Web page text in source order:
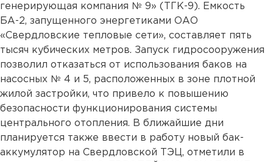
генерирующая компания № 9» (ТГК-9). Емкость
БА-2, запущенного энергетиками ОАО
«Свердловские тепловые сети», составляет пять
тысяч кубических метров. Запуск гидросооружения
позволил отказаться от использования баков на
насосных № 4 и 5, расположенных в зоне плотной
жилой застройки, что привело к повышению
безопасности функционирования системы
центрального отопления. В ближайшие дни
планируется также ввести в работу новый бак-
аккумулятор на Свердловской ТЭЦ, отметили в